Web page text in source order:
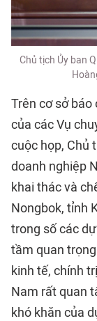
Chủ tịch Ủy ban
Trên cơ sở báo
của các Vụ
cuộc họp, Chủ
doanh nghiệp
khai thác và
Nongbok, tỉnh
trong số các
tầm quan
kinh tế, chính
Nam rất quan
khó khăn của